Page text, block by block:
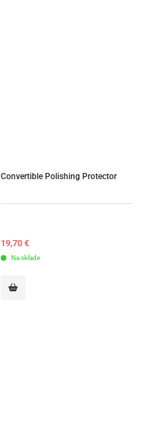
Convertible Polishing Protector
19,70 €
Na sklade